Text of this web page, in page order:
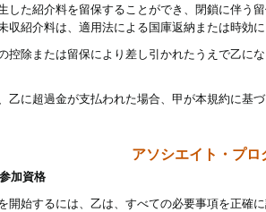
した紹介料を留保することができ、閉鎖に伴う
収紹介料は、適用法による国庫返納または時効
控除または留保により差し引かれたうえで乙に
乙に超過金が支払われた場合、甲が本規約に基
アソシエイト・プ
加資格
開始するには、乙は、すべての必要事項を正確